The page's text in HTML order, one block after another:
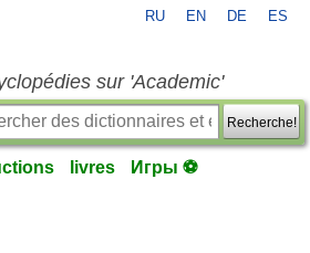
RU EN DE ES
sur 'Academic'
Recherche!
livres Игры ⚽